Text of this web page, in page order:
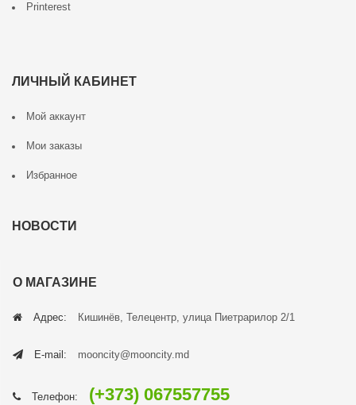
Printerest
ЛИЧНЫЙ КАБИНЕТ
Мой аккаунт
Мои заказы
Избранное
НОВОСТИ
О МАГАЗИНЕ
Адрес: Кишинёв, Телецентр, улица Пиетрарилор 2/1
E-mail: mooncity@mooncity.md
Телефон: (+373) 067557755